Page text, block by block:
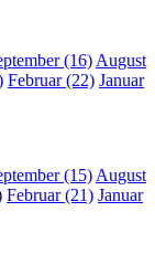
(16) August
Februar (22) Januar
(15) August
Februar (21) Januar